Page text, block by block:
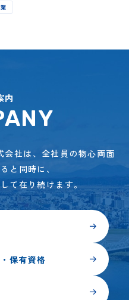
内
会社は、全社員の物心両面
と同時に、
て在り続けます。
保有資格